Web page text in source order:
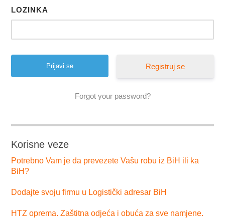
LOZINKA
Registruj se
Forgot your password?
Korisne veze
Potrebno Vam je da prevezete Vašu robu iz BiH ili ka
BiH?
Dodajte svoju firmu u Logistički adresar BiH
HTZ oprema. Zaštitna odjeća i obuća za sve namjene.